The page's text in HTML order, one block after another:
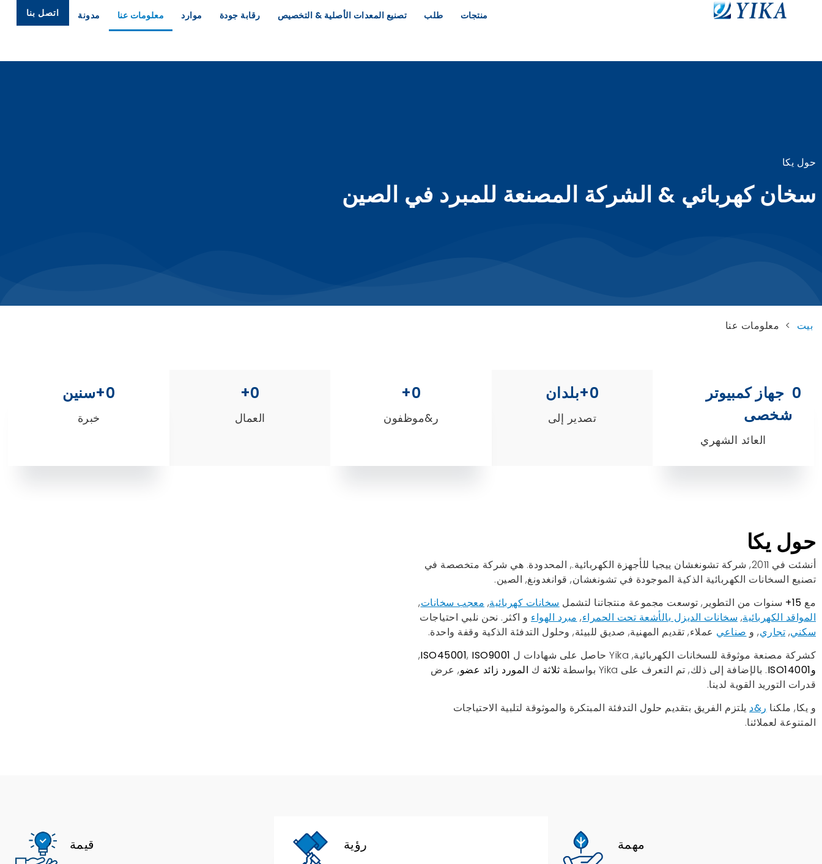
منتجات طلب تصنيع المعدات الأصلية & التخصيص رقابة جودة موارد معلومات عنا مدونة اتصل بنا
حول يكا
سخان كهربائي & الشركة المصنعة للمبرد في الصين
بيت > معلومات عنا
العائد الشهري
0
شخصى
تصدير إلى
0+بلدان
ر&موظفون
0
+
العمال
0
+
خبرة
0+سنين
حول يكا
أنشئت في 2011, شركة تشونغشان ييجيا للأجهزة الكهربائية., المحدودة. هي شركة متخصصة في
تصنيع السخانات الكهربائية الذكية الموجودة في تشونغشان, قوانغدونغ, الصين.
مع 15+ سنوات من التطوير, توسعت مجموعة منتجاتنا لتشمل سخانات كهربائية, معجب سخانات,
المواقد الكهربائية, سخانات الديزل بالأشعة تحت الحمراء, مبرد الهواء و اكثر. نحن نلبي احتياجات
سكني, تجاري, و صناعي عملاء, تقديم المهنية, صديق للبيئة, وحلول التدفئة الذكية وقفة واحدة.
كشركة مصنعة موثوقة للسخانات الكهربائية, Yika حاصل على شهادات ل
ISO45001, ISO9001
,
وISO14001
. بالإضافة إلى ذلك, تم التعرف على Yika بواسطة ثلاثة ك المورد زائد عضو, عرض
قدرات التوريد القوية لدينا.
و يكا, ملكنا ر&د يلتزم الفريق بتقديم حلول التدفئة المبتكرة والموثوقة لتلبية الاحتياجات
المتنوعة لعملائنا.
مهمة رؤية قيمة